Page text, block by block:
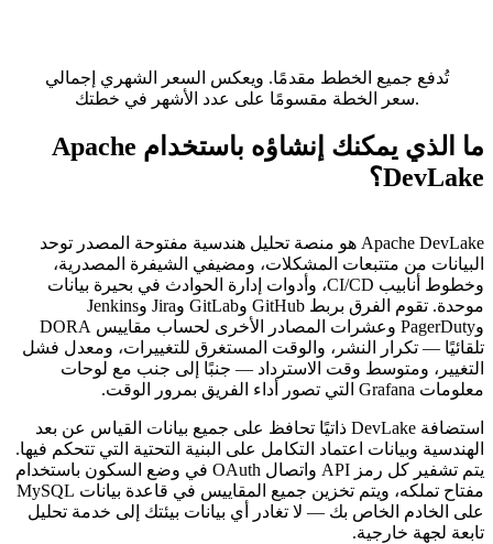
تُدفع جميع الخطط مقدمًا. ويعكس السعر الشهري إجمالي
سعر الخطة مقسومًا على عدد الأشهر في خطتك.
ما الذي يمكنك إنشاؤه باستخدام Apache
DevLake؟
Apache DevLake هو منصة تحليل هندسية مفتوحة المصدر توحد
البيانات من متتبعات المشكلات، ومضيفي الشيفرة المصدرية،
وخطوط أنابيب CI/CD، وأدوات إدارة الحوادث في بحيرة بيانات
موحدة. تقوم الفرق بربط GitHub وGitLab وJira وJenkins
وPagerDuty وعشرات المصادر الأخرى لحساب مقاييس DORA
تلقائيًا — تكرار النشر، والوقت المستغرق للتغييرات، ومعدل فشل
التغيير، ومتوسط وقت الاسترداد — جنبًا إلى جنب مع لوحات
معلومات Grafana التي تصور أداء الفريق بمرور الوقت.
استضافة DevLake ذاتيًا تحافظ على جميع بيانات القياس عن بعد
الهندسية وبيانات اعتماد التكامل على البنية التحتية التي تتحكم فيها.
يتم تشفير كل رمز API واتصال OAuth في وضع السكون باستخدام
مفتاح تملكه، ويتم تخزين جميع المقاييس في قاعدة بيانات MySQL
على الخادم الخاص بك — لا تغادر أي بيانات بيئتك إلى خدمة تحليل
تابعة لجهة خارجية.